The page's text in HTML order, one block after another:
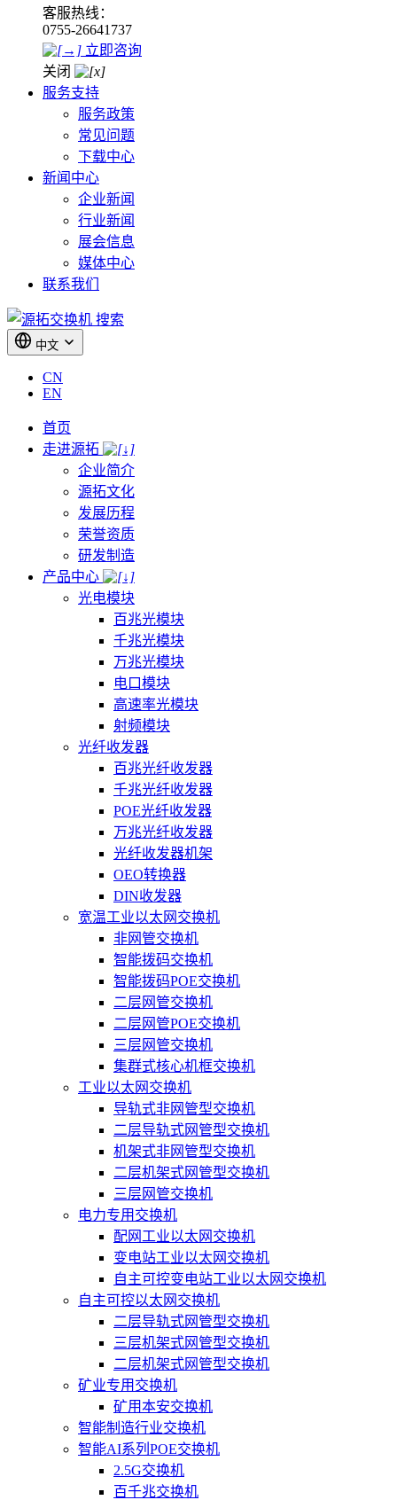
客服热线：
0755-26641737
立即咨询
关闭
服务支持
服务政策
常见问题
下载中心
新闻中心
企业新闻
行业新闻
展会信息
媒体中心
联系我们
搜索
中文
CN
EN
首页
走进源拓
企业简介
源拓文化
发展历程
荣誉资质
研发制造
产品中心
光电模块
百兆光模块
千兆光模块
万兆光模块
电口模块
高速率光模块
射频模块
光纤收发器
百兆光纤收发器
千兆光纤收发器
POE光纤收发器
万兆光纤收发器
光纤收发器机架
OEO转换器
DIN收发器
宽温工业以太网交换机
非网管交换机
智能拨码交换机
智能拨码POE交换机
二层网管交换机
二层网管POE交换机
三层网管交换机
集群式核心机框交换机
工业以太网交换机
导轨式非网管型交换机
二层导轨式网管型交换机
机架式非网管型交换机
二层机架式网管型交换机
三层网管交换机
电力专用交换机
配网工业以太网交换机
变电站工业以太网交换机
自主可控变电站工业以太网交换机
自主可控以太网交换机
二层导轨式网管型交换机
三层机架式网管型交换机
二层机架式网管型交换机
矿业专用交换机
矿用本安交换机
智能制造行业交换机
智能AI系列POE交换机
2.5G交换机
百千兆交换机